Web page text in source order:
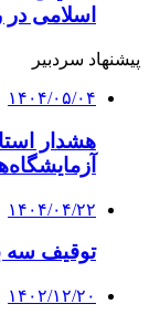
اسلامی در
پیشنهاد سردبیر
۱۴۰۴/۰۵/۰۴
هشدار
۱۴۰۴/۰۴/۲۲
توقیف سه
۱۴۰۲/۱۲/۲۰